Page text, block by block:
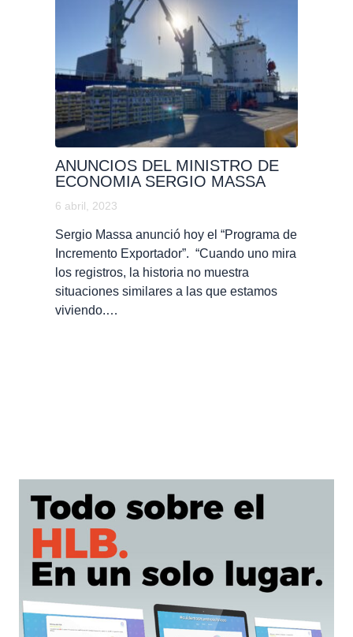
ANUNCIOS DEL MINISTRO DE
ECONOMIA SERGIO MASSA
6 abril, 2023
Sergio Massa anunció hoy el “Programa de
Incremento Exportador”. “Cuando uno mira
los registros, la historia no muestra
situaciones similares a las que estamos
viviendo.…